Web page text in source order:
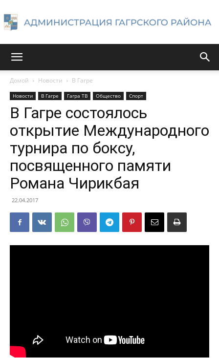
Гагрского
района
Домой Новости В Гагре
Новости В Гагре Гагра ТВ Общество Спорт
В Гагре состоялось
открытие Международного
турнира по боксу,
посвященного памяти
Романа Чирикбая
22.04.2017